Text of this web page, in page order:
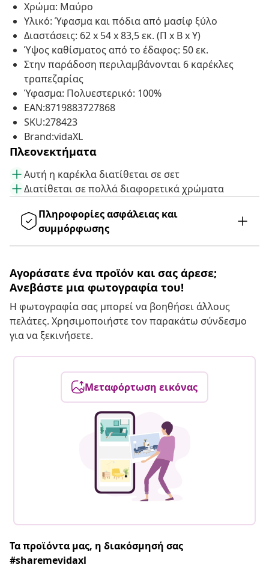
Χρώμα: Μαύρο
Υλικό: Ύφασμα και πόδια από μασίφ ξύλο
Διαστάσεις: 62 x 54 x 83,5 εκ. (Π x Β x Υ)
Ύψος καθίσματος από το έδαφος: 50 εκ.
Στην παράδοση περιλαμβάνονται 6 καρέκλες
τραπεζαρίας
Ύφασμα: Πολυεστερικό: 100%
EAN:8719883727868
SKU:278423
Brand:vidaXL
Πλεονεκτήματα
Αυτή η καρέκλα διατίθεται σε σετ
Διατίθεται σε πολλά διαφορετικά χρώματα
Πληροφορίες ασφάλειας και
συμμόρφωσης
Αγοράσατε ένα προϊόν και σας άρεσε;
Ανεβάστε μια φωτογραφία του!
Η φωτογραφία σας μπορεί να βοηθήσει άλλους
πελάτες. Χρησιμοποιήστε τον παρακάτω σύνδεσμο
για να ξεκινήσετε.
Μεταφόρτωση εικόνας
Τα προϊόντα μας, η διακόσμησή σας
#sharemevidaxl